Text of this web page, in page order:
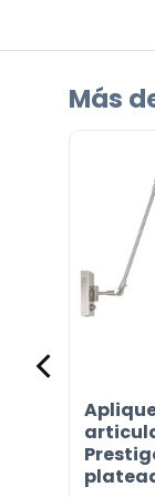
correo
Más